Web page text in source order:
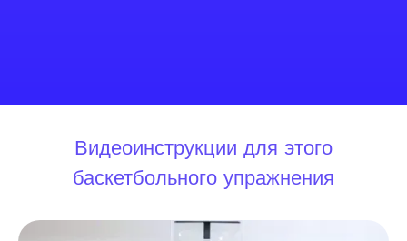
Видеоинструкции для этого
баскетбольного упражнения